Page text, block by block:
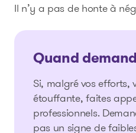
Il n’y a pas de honte à
Quand
Si, malgré vos efforts,
étouffante, faites
professionnels.
pas un signe de